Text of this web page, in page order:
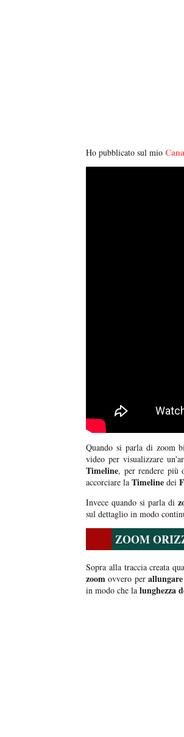
Ho pubblicato sul mio
Quando si parla di zoom
video per visualizzare
Timeline, per rendere più
accorciare la Timeline dei
Invece quando si parla di
sul dettaglio in modo
ZOOM
Sopra alla traccia creata
zoom ovvero per
in modo che la lunghezza